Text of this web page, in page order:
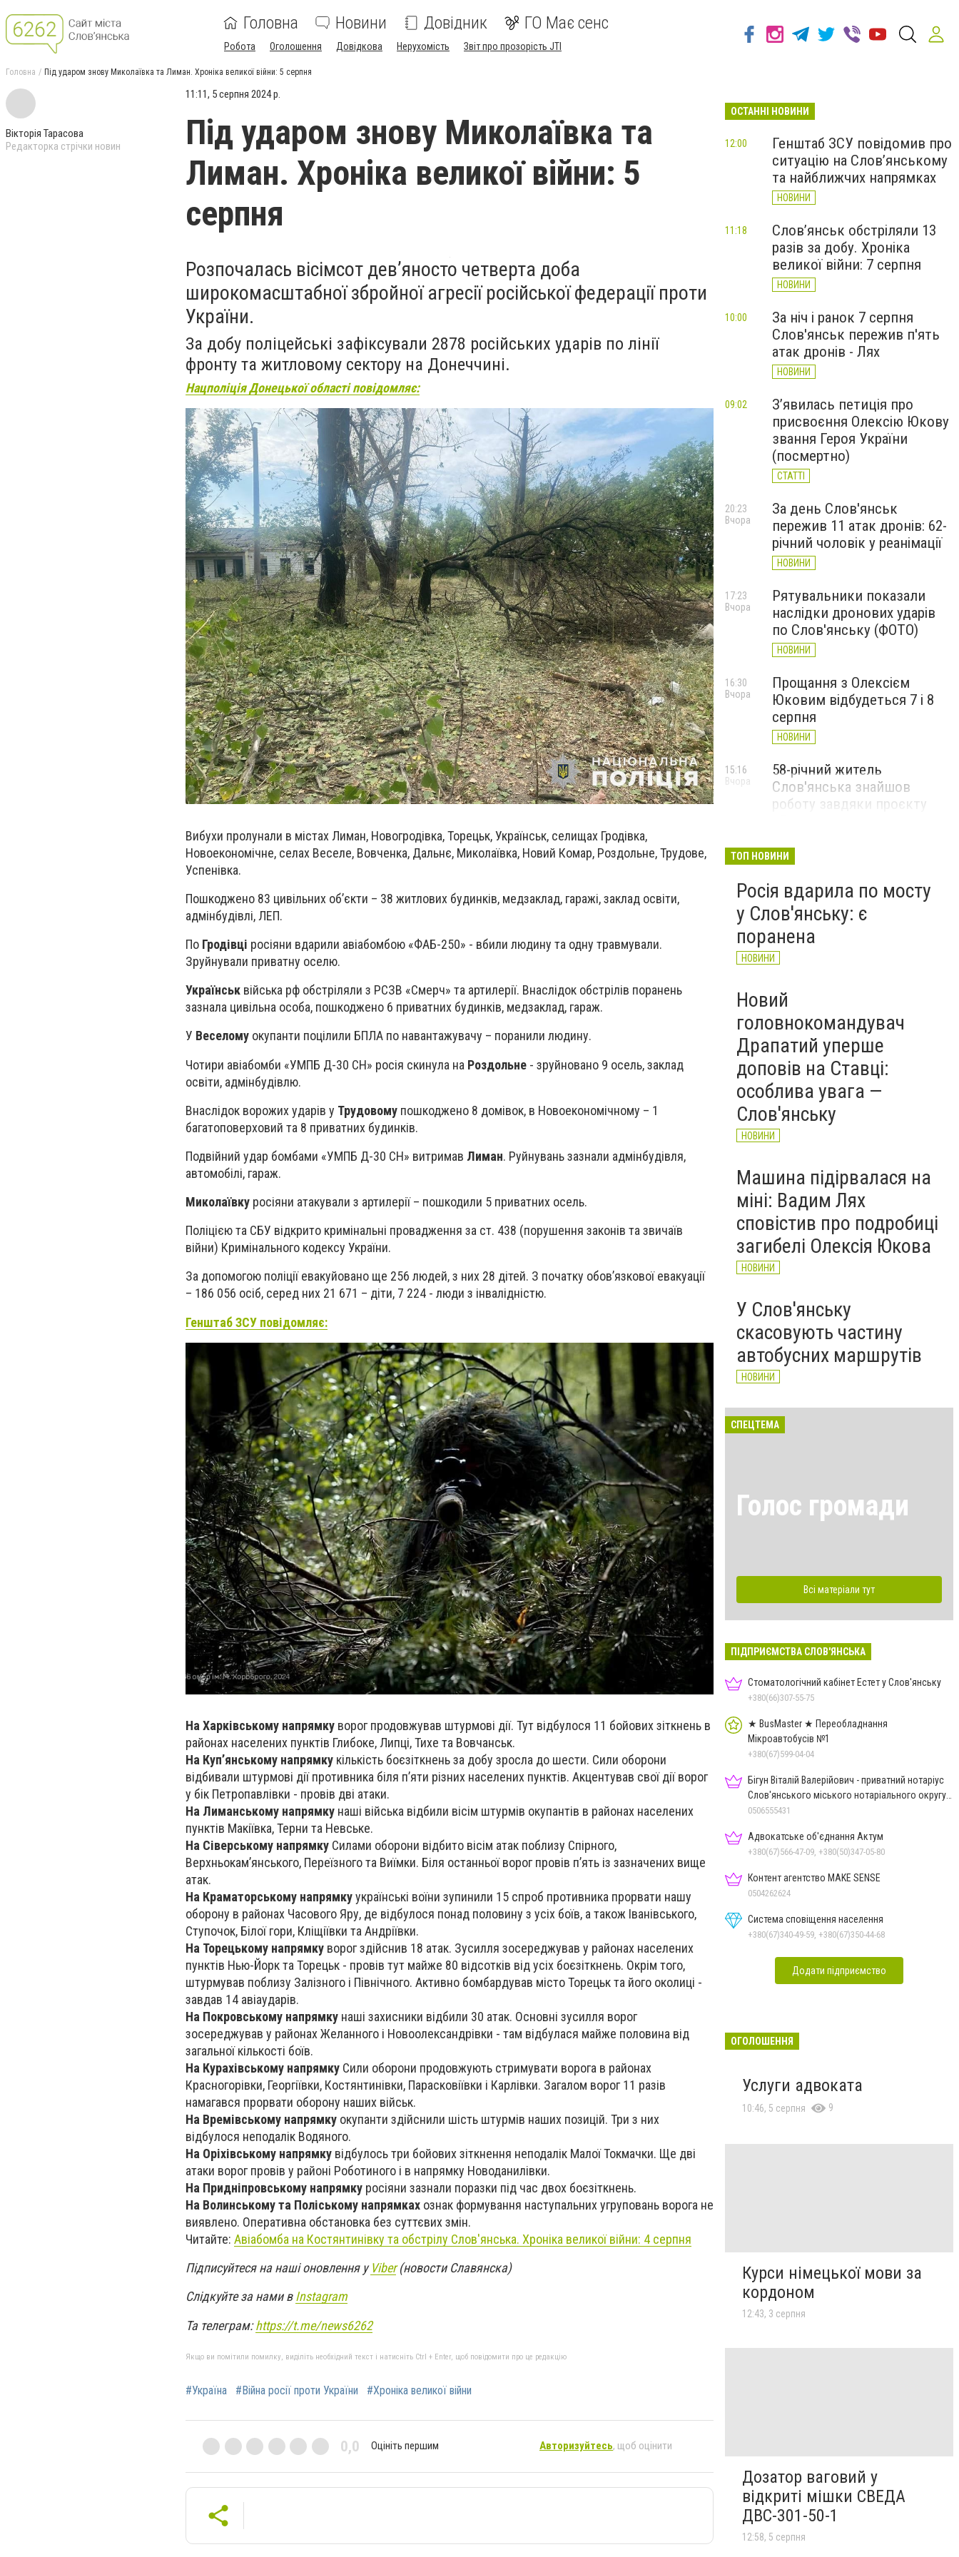
Головна Новини Довідник ГО Має сенс
Робота Оголошення Довідкова Нерухомість Звіт про прозорість JTI
Головна Під ударом знову Миколаївка та Лиман. Хроніка великої війни: 5 серпня
Вікторія Тарасова
Редакторка стрічки новин
11:11, 5 серпня 2024 р.
Під ударом знову Миколаївка та
Лиман. Хроніка великої війни: 5
серпня
Розпочалась вісімсот дев’яносто четверта доба
широкомасштабної збройної агресії російської федерації проти
України.
За добу поліцейські зафіксували 2878 російських ударів по лінії
фронту та житловому сектору на Донеччині.
Нацполіція Донецької області повідомляє:
Вибухи пролунали в містах Лиман, Новогродівка, Торецьк, Українськ, селищах Гродівка,
Новоекономічне, селах Веселе, Вовченка, Дальнє, Миколаївка, Новий Комар, Роздольне, Трудове,
Успенівка.
Пошкоджено 83 цивільних об’єкти – 38 житлових будинків, медзаклад, гаражі, заклад освіти,
адмінбудівлі, ЛЕП.
По Гродівці росіяни вдарили авіабомбою «ФАБ-250» - вбили людину та одну травмували.
Зруйнували приватну оселю.
Українськ війська рф обстріляли з РСЗВ «Смерч» та артилерії. Внаслідок обстрілів поранень
зазнала цивільна особа, пошкоджено 6 приватних будинків, медзаклад, гараж.
У Веселому окупанти поцілили БПЛА по навантажувачу – поранили людину.
Чотири авіабомби «УМПБ Д-30 СН» росія скинула на Роздольне - зруйновано 9 осель, заклад
освіти, адмінбудівлю.
Внаслідок ворожих ударів у Трудовому пошкоджено 8 домівок, в Новоекономічному – 1
багатоповерховий та 8 приватних будинків.
Подвійний удар бомбами «УМПБ Д-30 СН» витримав Лиман. Руйнувань зазнали адмінбудівля,
автомобілі, гараж.
Миколаївку росіяни атакували з артилерії – пошкодили 5 приватних осель.
Поліцією та СБУ відкрито кримінальні провадження за ст. 438 (порушення законів та звичаїв
війни) Кримінального кодексу України.
За допомогою поліції евакуйовано ще 256 людей, з них 28 дітей. З початку обов’язкової евакуації
– 186 056 осіб, серед них 21 671 – діти, 7 224 - люди з інвалідністю.
Генштаб ЗСУ повідомляє:
На Харківському напрямку ворог продовжував штурмові дії. Тут відбулося 11 бойових зіткнень в
районах населених пунктів Глибоке, Липці, Тихе та Вовчанськ.
На Куп’янському напрямку кількість боєзіткнень за добу зросла до шести. Сили оборони
відбивали штурмові дії противника біля п’яти різних населених пунктів. Акцентував свої дії ворог
у бік Петропавлівки - провів дві атаки.
На Лиманському напрямку наші війська відбили вісім штурмів окупантів в районах населених
пунктів Макіївка, Терни та Невське.
На Сіверському напрямку Силами оборони відбито вісім атак поблизу Спірного,
Верхньокам’янського, Переїзного та Виїмки. Біля останньої ворог провів п’ять із зазначених вище
атак.
На Краматорському напрямкуукраїнські воїни зупинили 15 спроб противника прорвати нашу
оборону в районах Часового Яру, де відбулося понад половину з усіх боїв, а також Іванівського,
Ступочок, Білої гори, Кліщіївки та Андріївки.
На Торецькому напрямку ворог здійснив 18 атак. Зусилля зосереджував у районах населених
пунктів Нью-Йорк та Торецьк - провів тут майже 80 відсотків від усіх боєзіткнень. Окрім того,
штурмував поблизу Залізного і Північного. Активно бомбардував місто Торецьк та його околиці -
завдав 14 авіаударів.
На Покровському напрямку наші захисники відбили 30 атак. Основні зусилля ворог
зосереджував у районах Желанного і Новоолександрівки - там відбулася майже половина від
загальної кількості боїв.
На Курахівському напрямку Сили оборони продовжують стримувати ворога в районах
Красногорівки, Георгіївки, Костянтинівки, Парасковіївки і Карлівки. Загалом ворог 11 разів
намагався прорвати оборону наших військ.
На Времівському напрямку окупанти здійснили шість штурмів наших позицій. Три з них
відбулося неподалік Водяного.
На Оріхівському напрямку відбулось три бойових зіткнення неподалік Малої Токмачки. Ще дві
атаки ворог провів у районі Роботиного і в напрямку Новоданилівки.
На Придніпровському напрямку росіяни зазнали поразки під час двох боєзіткнень.
На Волинському та Поліському напрямках ознак формування наступальних угруповань ворога не
виявлено. Оперативна обстановка без суттєвих змін.
Читайте: Авіабомба на Костянтинівку та обстрілу Слов'янська. Хроніка великої війни: 4 серпня
Підписуйтеся на наші оновлення уViber(новости Славянска)
Слідкуйте за нами вInstagram
Та телеграм:https://t.me/news6262
Якщо ви помітили помилку, виділіть необхідний текст і натисніть Ctrl + Enter, щоб повідомити про це редакцію
#Україна #Війна росії проти України #Хроніка великої війни
0,0 Оцініть першим Авторизуйтесь, щоб оцінити
ОСТАННІ НОВИНИ
Генштаб ЗСУ повідомив про
ситуацію на Слов’янському
та найближчих напрямках
НОВИНИ
12:00
Слов’янськ обстріляли 13
разів за добу. Хроніка
великої війни: 7 серпня
НОВИНИ
11:18
За ніч і ранок 7 серпня
Слов'янськ пережив п'ять
атак дронів - Лях
НОВИНИ
10:00
З’явилась петиція про
присвоєння Олексію Юкову
звання Героя України
(посмертно)
СТАТТІ
09:02
За день Слов'янськ
пережив 11 атак дронів: 62-
річний чоловік у реанімації
НОВИНИ
20:23
Вчора
Рятувальники показали
наслідки дронових ударів
по Слов'янську (ФОТО)
НОВИНИ
17:23
Вчора
Прощання з Олексієм
Юковим відбудеться 7 і 8
серпня
НОВИНИ
16:30
Вчора
58-річний житель
Слов'янська знайшов
роботу завдяки проєкту
15:16
Вчора
ТОП НОВИНИ
Росія вдарила по мосту
у Слов'янську: є
поранена
НОВИНИ
Новий
головнокомандувач
Драпатий уперше
доповів на Ставці:
особлива увага —
Слов'янську
НОВИНИ
Машина підірвалася на
міні: Вадим Лях
сповістив про подробиці
загибелі Олексія Юкова
НОВИНИ
У Слов'янську
скасовують частину
автобусних маршрутів
НОВИНИ
СПЕЦТЕМА
Голос громади
Всі матеріали тут
ПІДПРИЄМСТВА СЛОВ'ЯНСЬКА
Стоматологічний кабінет Естет у Слов'янську
+380(66)307-55-75
★ BusMaster ★ Переобладнання
Мікроавтобусів №1
+380(67)599-04-04
Бігун Віталій Валерійович - приватний нотаріус
Слов'янського міського нотаріального округу
Дон.обл.
0506555431
Адвокатське об'єднання Актум
+380(67)566-47-09, +380(50)347-05-80
Контент агентство MAKE SENSE
0504262624
Система сповіщення населення
+380(67)340-49-59, +380(67)350-44-68
Додати підприємство
ОГОЛОШЕННЯ
Услуги адвоката
10:46, 5 серпня 9
Курси німецької мови за
кордоном
12:43, 3 серпня
Дозатор ваговий у
відкриті мішки СВЕДА
ДВС-301-50-1
12:58, 5 серпня